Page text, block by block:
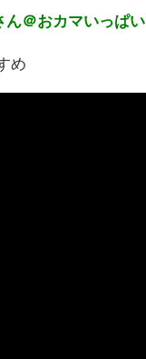
ん＠おカマいっぱい
め